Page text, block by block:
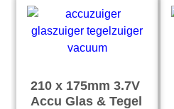
210 x 175mm 3.7V
Accu Glas & Tegel